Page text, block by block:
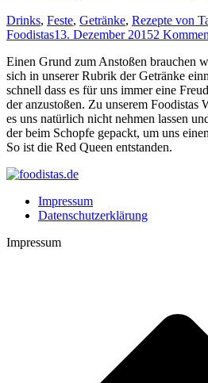
Drinks, Feste, Getränke, Rezepte von
Foodistas13. Dezember 20152
Einen Grund zum Ansto­ßen brau­chen
sich in unse­rer Rubrik der Geträn­ke
schnell dass es für uns immer eine
der anzu­sto­ßen. Zu unse­rem Foo­di­stas
es uns natür­lich nicht neh­men las­sen
der beim Schop­fe gepackt, um uns
So ist die Red Queen entstanden.
Impressum
Datenschutzerklärung
Impressum